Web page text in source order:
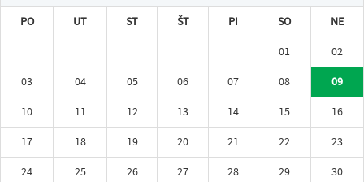
PO UT ST ŠT PI SO
NE
01
02
03
04 05 06 07 08
09
10
11 12 13 14 15
16
17
18 19 20 21 22
23
24
25 26 27 28 29
30